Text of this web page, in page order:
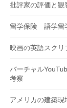
批評家の評価と観
留学保険 語学留
映画の英語スクリ
バーチャル
考察
アメリカの建築